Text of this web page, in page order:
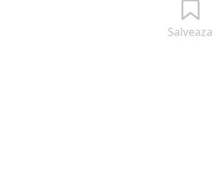
Salveaza